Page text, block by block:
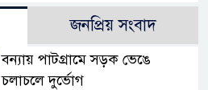
জনপ্রিয় সংবাদ
বন্যায় পাটগ্রামে সড়ক ভেঙে
চলাচলে দুর্ভোগ